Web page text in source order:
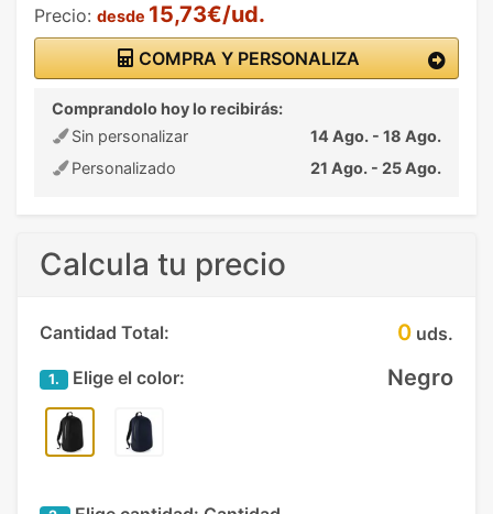
Precio: desde 15,73€/ud.
COMPRA Y PERSONALIZA
Comprandolo hoy lo recibirás:
Sin personalizar
14 Ago. - 18 Ago.
Personalizado
21 Ago. - 25 Ago.
Calcula tu precio
Cantidad Total: 0 uds.
1. Elige el color: Negro